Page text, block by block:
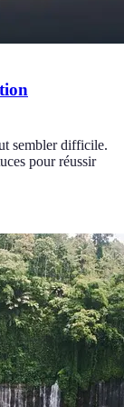
sembler difficile.
pour réussir